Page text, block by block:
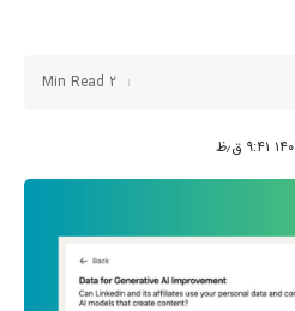
2 Min Read